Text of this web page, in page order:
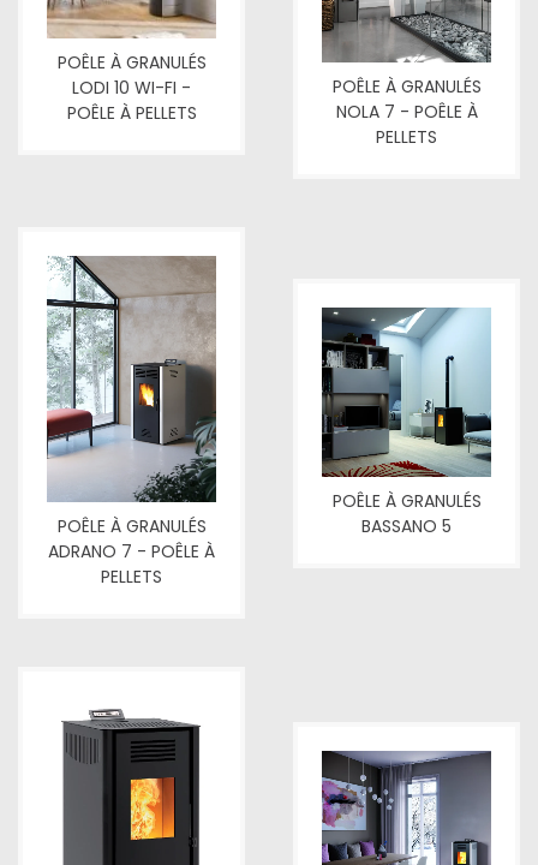
POÊLE À GRANULÉS
LODI 10 WI-FI -
POÊLE À PELLETS
POÊLE À GRANULÉS
NOLA 7 - POÊLE À
PELLETS
POÊLE À GRANULÉS
ADRANO 7 - POÊLE À
PELLETS
POÊLE À GRANULÉS
BASSANO 5